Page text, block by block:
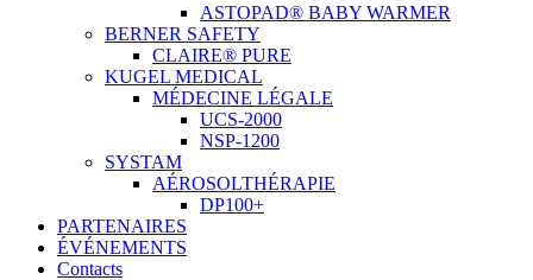
ASTOPAD® BABY WARMER
BERNER SAFETY
CLAIRE® PURE
KUGEL MEDICAL
MÉDECINE LÉGALE
UCS-2000
NSP-1200
SYSTAM
AÉROSOLTHÉRAPIE
DP100+
PARTENAIRES
ÉVÉNEMENTS
Contacts